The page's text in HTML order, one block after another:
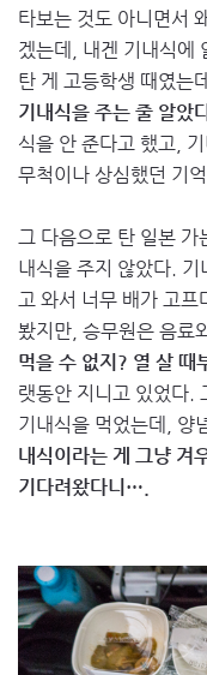
타보는 것도 아니면서
겠는데, 내겐 기내식에
탄 게 고등학생 때였는
기내식을 주는 줄 알았
식을 안 준다고 했고,
무척이나 상심했던 기
그 다음으로 탄 일본 가
내식을 주지 않았다.
고 와서 너무 배가 고프
봤지만, 승무원은 음료
먹을 수 없지? 열 살 때
랫동안 지니고 있었다.
기내식을 먹었는데, 양
내식이라는 게 그냥 겨
기다려왔다니….